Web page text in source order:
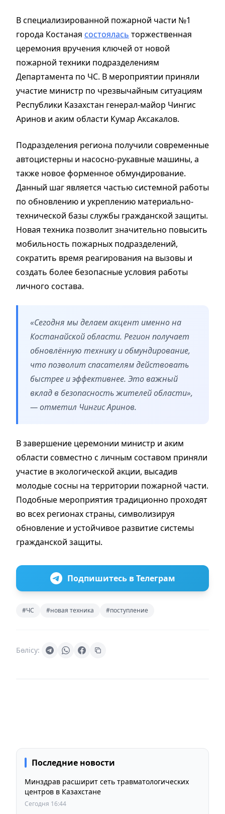
В специализированной пожарной части №1
города Костаная состоялась торжественная
церемония вручения ключей от новой
пожарной техники подразделениям
Департамента по ЧС. В мероприятии приняли
участие министр по чрезвычайным ситуациям
Республики Казахстан генерал-майор Чингис
Аринов и аким области Кумар Аксакалов.
Подразделения региона получили современные
автоцистерны и насосно-рукавные машины, а
также новое форменное обмундирование.
Данный шаг является частью системной работы
по обновлению и укреплению материально-
технической базы службы гражданской защиты.
Новая техника позволит значительно повысить
мобильность пожарных подразделений,
сократить время реагирования на вызовы и
создать более безопасные условия работы
личного состава.
«Сегодня мы делаем акцент именно на
Костанайской области. Регион получает
обновлённую технику и обмундирование,
что позволит спасателям действовать
быстрее и эффективнее. Это важный
вклад в безопасность жителей области»,
— отметил Чингис Аринов.
В завершение церемонии министр и аким
области совместно с личным составом приняли
участие в экологической акции, высадив
молодые сосны на территории пожарной части.
Подобные мероприятия традиционно проходят
во всех регионах страны, символизируя
обновление и устойчивое развитие системы
гражданской защиты.
Подпишитесь в Телеграм
#ЧС #новая техника #поступление
Бөлісу:
Последние новости
Минздрав расширит сеть травматологических
центров в Казахстане
Сегодня 16:44